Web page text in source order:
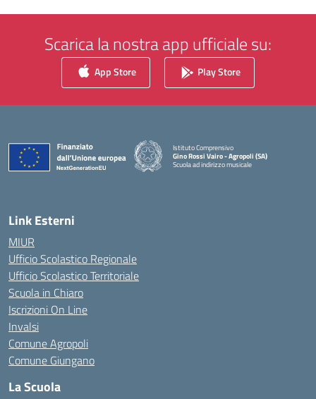
Scarica la nostra app ufficiale su:
App Store Play Store
Istituto Comprensivo
Gino Rossi Vairo - Agropoli (SA)
Scuola ad indirizzo musicale
Link Esterni
MIUR
Ufficio Scolastico Regionale
Ufficio Scolastico Territoriale
Scuola in Chiaro
Iscrizioni On Line
Invalsi
Comune Agropoli
Comune Giungano
La Scuola